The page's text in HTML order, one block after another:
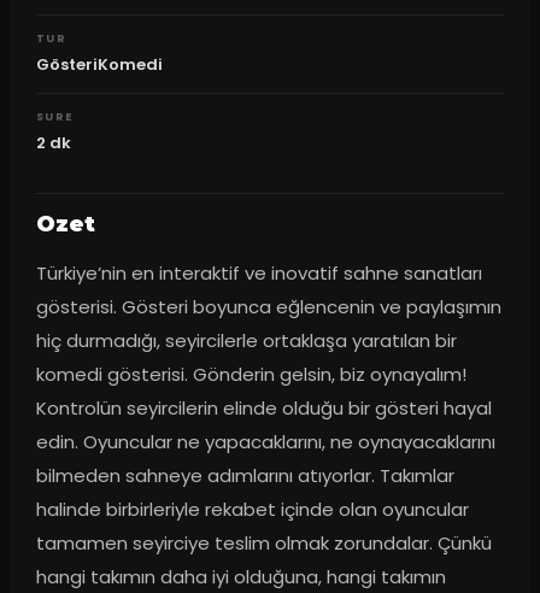
TUR
GösteriKomedi
SURE
2 dk
Ozet
Türkiye’nin en interaktif ve inovatif sahne sanatları
gösterisi. Gösteri boyunca eğlencenin ve paylaşımın
hiç durmadığı, seyircilerle ortaklaşa yaratılan bir
komedi gösterisi. Gönderin gelsin, biz oynayalım!
Kontrolün seyircilerin elinde olduğu bir gösteri hayal
edin. Oyuncular ne yapacaklarını, ne oynayacaklarını
bilmeden sahneye adımlarını atıyorlar. Takımlar
halinde birbirleriyle rekabet içinde olan oyuncular
tamamen seyirciye teslim olmak zorundalar. Çünkü
hangi takımın daha iyi olduğuna, hangi takımın